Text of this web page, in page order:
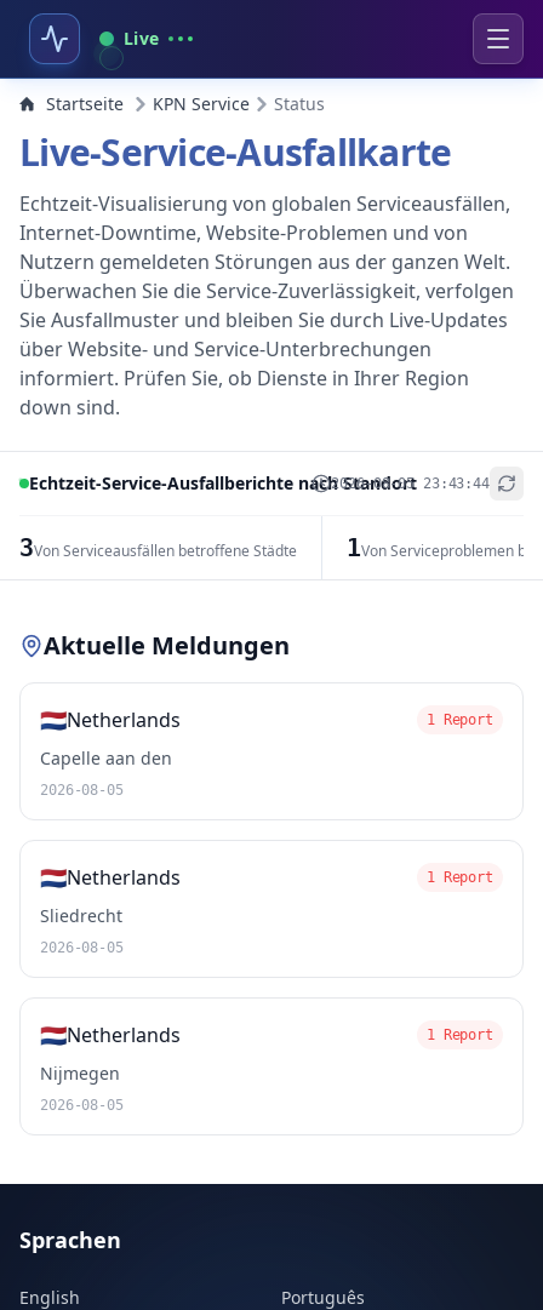
Live
Startseite KPN Service Status
Live-Service-Ausfallkarte
Echtzeit-Visualisierung von globalen Serviceausfällen,
Internet-Downtime, Website-Problemen und von
Nutzern gemeldeten Störungen aus der ganzen Welt.
Überwachen Sie die Service-Zuverlässigkeit, verfolgen
Sie Ausfallmuster und bleiben Sie durch Live-Updates
über Website- und Service-Unterbrechungen
informiert. Prüfen Sie, ob Dienste in Ihrer Region
down sind.
Echtzeit-Service-Ausfallberichte nach Standort
2026-08-05 23:43:44
3Von Serviceausfällen betroffene Städte 1Von Serviceproblemen
+
Aktuelle Meldungen
🇳🇱Netherlands 1 Report
Capelle aan den
2026-08-05
🇳🇱Netherlands 1 Report
Sliedrecht
2026-08-05
🇳🇱Netherlands 1 Report
Nijmegen
2026-08-05
Sprachen
English
Português